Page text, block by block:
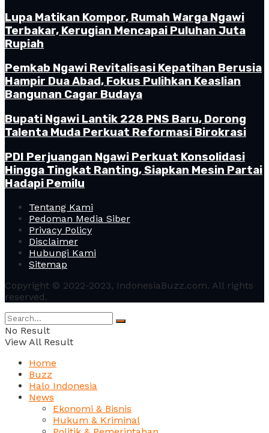
Lupa Matikan Kompor, Rumah Warga Ngawi
Terbakar, Kerugian Mencapai Puluhan Juta
Rupiah
Pemkab Ngawi Revitalisasi Kepatihan Berusia
Hampir Dua Abad, Fokus Pulihkan Keaslian
Bangunan Cagar Budaya
Bupati Ngawi Lantik 228 PNS Baru, Dorong
Talenta Muda Perkuat Reformasi Birokrasi
PDI Perjuangan Ngawi Perkuat Konsolidasi
Hingga Tingkat Ranting, Siapkan Mesin Partai
Hadapi Pemilu
Tentang Kami
Pedoman Media Siber
Privacy Policy
Disclaimer
Hubungi Kami
Sitemap
Copyright © 2022-2023, IndonesiaBuzz.com. All rights
reserved.
No Result
View All Result
Home
Buzz
Halo Indonesia
News
Ekonomi & Bisnis
Hukum & Kriminal